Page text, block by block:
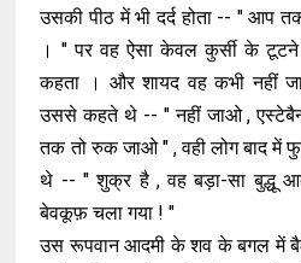
उसकी पीठ में भी दर्द होता -- " आप
। " पर वह ऐसा केवल कुर्सी के टूटने
कहता । और शायद वह कभी नहीं
उससे कहते थे -- " नहीं जाओ ,
तक तो रुक जाओ " , वही लोग बाद
थे -- " शुक्र है , वह बड़ा-सा बुद्धू
बेवकूफ़ चला गया ! "
उस रूपवान आदमी के शव के बगल में